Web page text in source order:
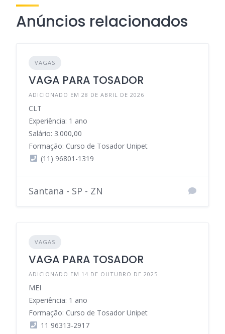
Anúncios relacionados
VAGAS
VAGA PARA TOSADOR
ADICIONADO EM 28 DE ABRIL DE 2026
CLT
Experiência: 1 ano
Salário: 3.000,00
Formação: Curso de Tosador Unipet
(11) 96801-1319
Santana - SP - ZN
VAGAS
VAGA PARA TOSADOR
ADICIONADO EM 14 DE OUTUBRO DE 2025
MEI
Experiência: 1 ano
Formação: Curso de Tosador Unipet
11 96313-2917